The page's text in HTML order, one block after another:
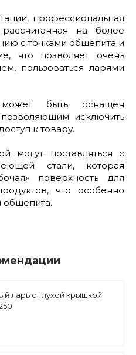
профессиональная
на более
с точками общепита и
что позволяет очень
пользоваться ларями
быть оснащен
исключить
к товару.
могут поставляться с
стали, которая
поверхность для
что особенно
общепита.
ларь с глухой крышкой